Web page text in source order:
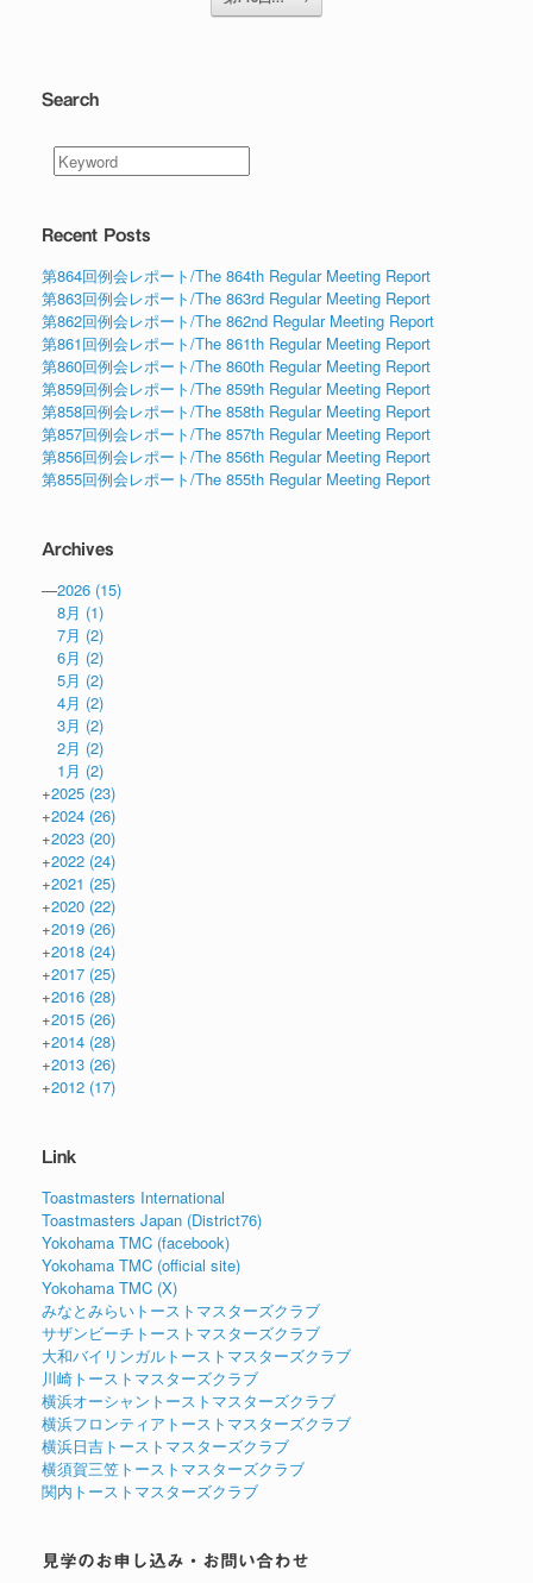
Search
Recent Posts
第864回例会レポート/The 864th Regular Meeting Report
第863回例会レポート/The 863rd Regular Meeting Report
第862回例会レポート/The 862nd Regular Meeting Report
第861回例会レポート/The 861th Regular Meeting Report
第860回例会レポート/The 860th Regular Meeting Report
第859回例会レポート/The 859th Regular Meeting Report
第858回例会レポート/The 858th Regular Meeting Report
第857回例会レポート/The 857th Regular Meeting Report
第856回例会レポート/The 856th Regular Meeting Report
第855回例会レポート/The 855th Regular Meeting Report
Archives
—2026 (15)
8月 (1)
7月 (2)
6月 (2)
5月 (2)
4月 (2)
3月 (2)
2月 (2)
1月 (2)
+2025 (23)
+2024 (26)
+2023 (20)
+2022 (24)
+2021 (25)
+2020 (22)
+2019 (26)
+2018 (24)
+2017 (25)
+2016 (28)
+2015 (26)
+2014 (28)
+2013 (26)
+2012 (17)
Link
Toastmasters International
Toastmasters Japan (District76)
Yokohama TMC (facebook)
Yokohama TMC (official site)
Yokohama TMC (X)
みなとみらいトーストマスターズクラブ
サザンビーチトーストマスターズクラブ
大和バイリンガルトーストマスターズクラブ
川崎トーストマスターズクラブ
横浜オーシャントーストマスターズクラブ
横浜フロンティアトーストマスターズクラブ
横浜日吉トーストマスターズクラブ
横須賀三笠トーストマスターズクラブ
関内トーストマスターズクラブ
見学のお申し込み・お問い合わせ